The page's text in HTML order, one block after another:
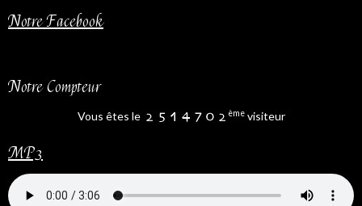
Notre Facebook
Notre Compteur
Vous êtes le èmevisiteur
MP3